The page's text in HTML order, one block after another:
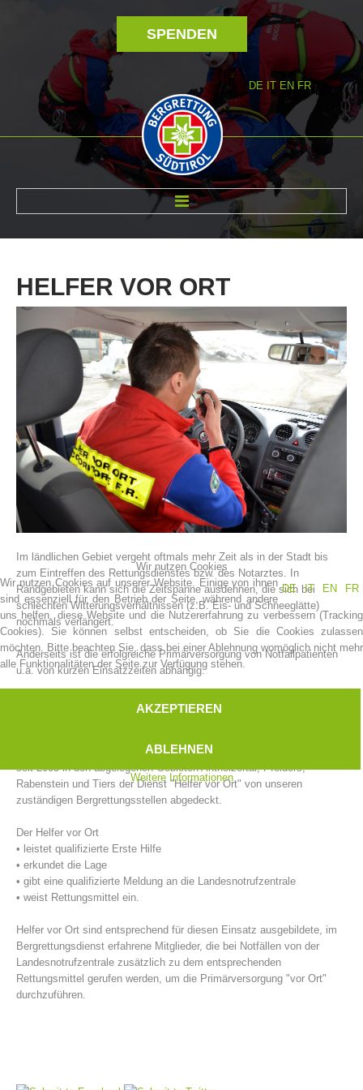
SPENDEN
DE IT EN FR
Vereinsgeschichte
Bergrettungsstellen
HELFER VOR ORT
Im ländlichen Gebiet vergeht oftmals mehr Zeit als in der Stadt bis
zum Eintreffen des Rettungsdienstes bzw. des Notarztes. In
Randgebieten kann sich die Zeitspanne ausdehnen, die sich bei
schlechten Witterungsverhältnissen (z.B. Eis- und Schneeglätte)
nochmals verlängert.
Anderseits ist die erfolgreiche Primärversorgung von Notfallpatienten
u.a. von kurzen Einsatzzeiten abhängig.
Aufgrund der Erkenntnis, daß eine deutliche Verkürzung des
und diese bis zum Eintreffen des Rettungsdienstes weiterführen, wird
seit 2005 in den abgelegenen Gebieten Antholzertal, Pfelders,
Rabenstein und Tiers der Dienst "Helfer vor Ort" von unseren
zuständigen Bergrettungsstellen abgedeckt.
Der Helfer vor Ort
• leistet qualifizierte Erste Hilfe
• erkundet die Lage
• gibt eine qualifizierte Meldung an die Landesnotrufzentrale
• weist Rettungsmittel ein.
Helfer vor Ort sind entsprechend für diesen Einsatz ausgebildete, im
Bergrettungsdienst erfahrene Mitglieder, die bei Notfällen von der
Landesnotrufzentrale zusätzlich zu dem entsprechenden
Rettungsmittel gerufen werden, um die Primärversorgung "vor Ort"
durchzuführen.
Wir nutzen Cookies
DE
IT EN FR
Wir nutzen Cookies auf unserer Website. Einige von ihnen
sind essenziell für den Betrieb der Seite, während andere
uns helfen, diese Website und die Nutzererfahrung zu verbessern (Tracking
Cookies). Sie können selbst entscheiden, ob Sie die Cookies zulassen
möchten. Bitte beachten Sie, dass bei einer Ablehnung womöglich nicht mehr
alle Funktionalitäten der Seite zur Verfügung stehen.
AKZEPTIEREN
ABLEHNEN
Weitere Informationen